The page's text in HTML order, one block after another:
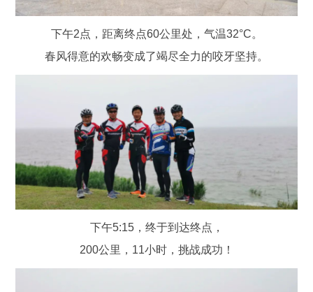
下午2点，距离终点60公里处，气温32°C。
春风得意的欢畅变成了竭尽全力的咬牙坚持。
下午5:15，终于到达终点，
200公里，11小时，挑战成功！